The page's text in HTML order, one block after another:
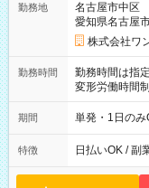
期間なし
勤務地
名古屋市中区
愛知県名古屋
株式会社ワ
勤務時間
勤務時間は指
変形労働時間制 想定
10/26 全日共
～9/19のみ下記
00
期間 単発・1日のみ
特徴 日払いOK / 副